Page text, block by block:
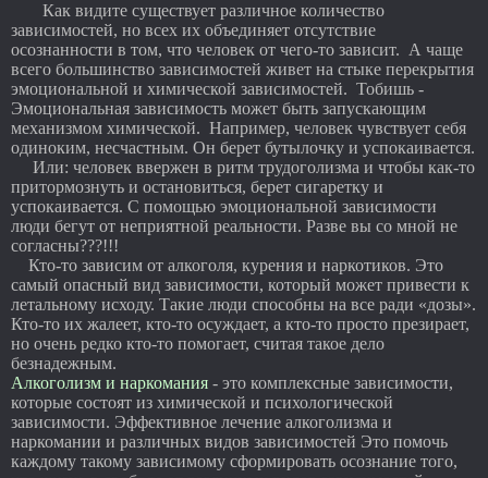
Как видите существует различное количество
зависимостей, но всех их объединяет отсутствие
осознанности в том, что человек от чего-то зависит. А чаще
всего большинство зависимостей живет на стыке перекрытия
эмоциональной и химической зависимостей. Тобишь -
Эмоциональная зависимость может быть запускающим
механизмом химической. Например, человек чувствует себя
одиноким, несчастным. Он берет бутылочку и успокаивается.
Или: человек ввержен в ритм трудоголизма и чтобы как-то
притормознуть и остановиться, берет сигаретку и
успокаивается. С помощью эмоциональной зависимости
люди бегут от неприятной реальности. Разве вы со мной не
согласны???!!!
Кто-то зависим от алкоголя, курения и наркотиков. Это
самый опасный вид зависимости, который может привести к
летальному исходу. Такие люди способны на все ради «дозы».
Кто-то их жалеет, кто-то осуждает, а кто-то просто презирает,
но очень редко кто-то помогает, считая такое дело
безнадежным.
Алкоголизм и наркомания - это комплексные зависимости,
которые состоят из химической и психологической
зависимости. Эффективное лечение алкоголизма и
наркомании и различных видов зависимостей Это помочь
каждому такому зависимому сформировать осознание того,